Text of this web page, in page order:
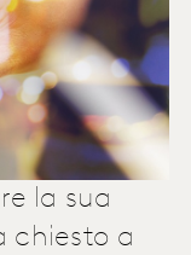
la sua
chiesto a